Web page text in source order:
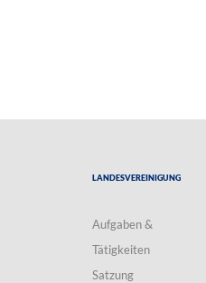
Landesvereinigung
Aufgaben &
Tätigkeiten
Satzung